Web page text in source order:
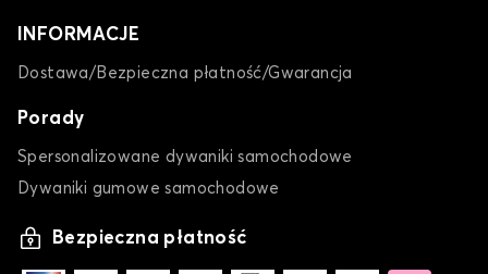
INFORMACJE
Dostawa/Bezpieczna płatność/Gwarancja
Porady
Spersonalizowane dywaniki samochodowe
Dywaniki gumowe samochodowe
Bezpieczna płatność